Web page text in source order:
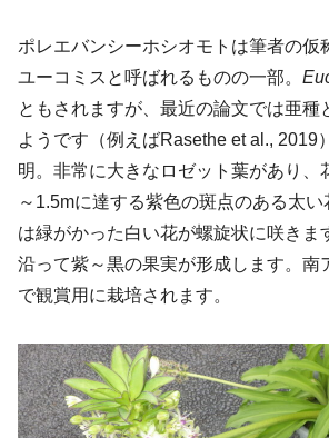
ポレエバンシーホシオモトは筆者の仮
ユーコミスと呼ばれるものの一部。
ともされますが、最近の論文では亜種
ようです（例えばRasethe et al., 2019
明。非常に大きなロゼット葉があり、
～1.5mに達する紫色の斑点のある太
は緑がかった白い花が螺旋状に咲きま
沿って紫～黒の果実が形成します。南
で観賞用に栽培されます。